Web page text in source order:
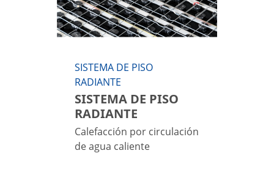
SISTEMA DE PISO
RADIANTE
SISTEMA DE PISO
RADIANTE
Calefacción por circulación
de agua caliente